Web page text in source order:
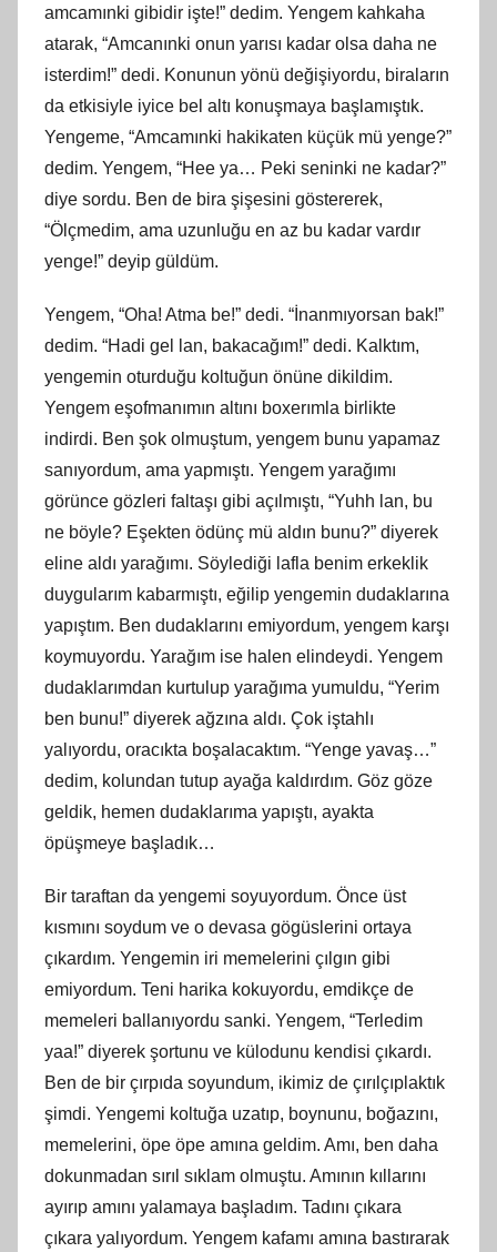
amcamınki gibidir işte!” dedim. Yengem kahkaha
atarak, “Amcanınki onun yarısı kadar olsa daha ne
isterdim!” dedi. Konunun yönü değişiyordu, biraların
da etkisiyle iyice bel altı konuşmaya başlamıştık.
Yengeme, “Amcamınki hakikaten küçük mü yenge?”
dedim. Yengem, “Hee ya… Peki seninki ne kadar?”
diye sordu. Ben de bira şişesini göstererek,
“Ölçmedim, ama uzunluğu en az bu kadar vardır
yenge!” deyip güldüm.
Yengem, “Oha! Atma be!” dedi. “İnanmıyorsan bak!”
dedim. “Hadi gel lan, bakacağım!” dedi. Kalktım,
yengemin oturduğu koltuğun önüne dikildim.
Yengem eşofmanımın altını boxerımla birlikte
indirdi. Ben şok olmuştum, yengem bunu yapamaz
sanıyordum, ama yapmıştı. Yengem yarağımı
görünce gözleri faltaşı gibi açılmıştı, “Yuhh lan, bu
ne böyle? Eşekten ödünç mü aldın bunu?” diyerek
eline aldı yarağımı. Söylediği lafla benim erkeklik
duygularım kabarmıştı, eğilip yengemin dudaklarına
yapıştım. Ben dudaklarını emiyordum, yengem karşı
koymuyordu. Yarağım ise halen elindeydi. Yengem
dudaklarımdan kurtulup yarağıma yumuldu, “Yerim
ben bunu!” diyerek ağzına aldı. Çok iştahlı
yalıyordu, oracıkta boşalacaktım. “Yenge yavaş…”
dedim, kolundan tutup ayağa kaldırdım. Göz göze
geldik, hemen dudaklarıma yapıştı, ayakta
öpüşmeye başladık…
Bir taraftan da yengemi soyuyordum. Önce üst
kısmını soydum ve o devasa gögüslerini ortaya
çıkardım. Yengemin iri memelerini çılgın gibi
emiyordum. Teni harika kokuyordu, emdikçe de
memeleri ballanıyordu sanki. Yengem, “Terledim
yaa!” diyerek şortunu ve külodunu kendisi çıkardı.
Ben de bir çırpıda soyundum, ikimiz de çırılçıplaktık
şimdi. Yengemi koltuğa uzatıp, boynunu, boğazını,
memelerini, öpe öpe amına geldim. Amı, ben daha
dokunmadan sırıl sıklam olmuştu. Amının kıllarını
ayırıp amını yalamaya başladım. Tadını çıkara
çıkara yalıyordum. Yengem kafamı amına bastırarak